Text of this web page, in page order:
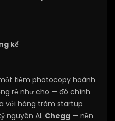
kể
tiệm photocopy hoành
rẻ như cho — đó chính
với hàng trăm startup
nguyên AI. Chegg — nền